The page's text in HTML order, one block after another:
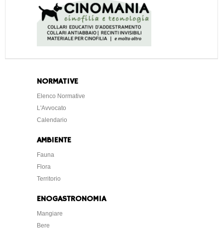
NORMATIVE
Elenco Normative
L'Avvocato
Calendario
AMBIENTE
Fauna
Flora
Territorio
ENOGASTRONOMIA
Mangiare
Bere